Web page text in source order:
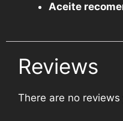
Aceite
Reviews
There are no reviews